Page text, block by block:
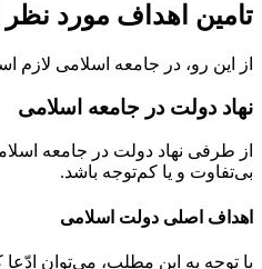
تامین اهداف مورد نظر
از این رو، در جامعه اسلامی
نهاد دولت در جامعه اسلامی
از طرفی نهاد دولت در جامعه
بی‌تفاوت و یا کم‌توجه باشد.
اهداف اصلی دولت اسلامی
با توجه به این مطلب، می‌توان ادّعا